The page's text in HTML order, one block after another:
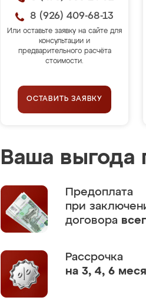
8 (926) 409-68-13
Или оставьте заявку на сайте для
консультации и
предварительного расчёта
стоимости.
ОСТАВИТЬ ЗАЯВКУ
Ваша выгода
Предоплата
при
договора
Рассрочка
на 3, 4, 6